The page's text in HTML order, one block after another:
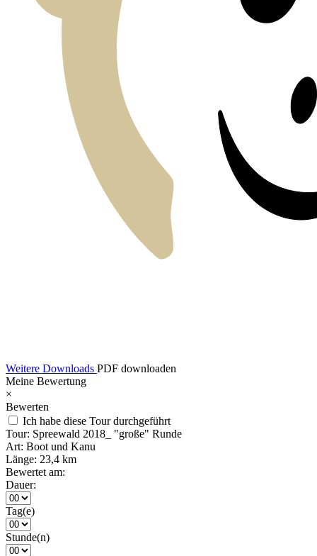
Weitere Downloads PDF downloaden
Meine Bewertung
×
Bewerten
Ich habe diese Tour durchgeführt
Tour: Spreewald 2018_ "große" Runde
Art: Boot und Kanu
Länge: 23,4 km
Bewertet am:
Dauer:
Tag(e)
Stunde(n)